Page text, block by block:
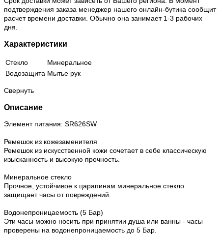
подтверждения заказа менеджер нашего онлайн-бутика сообщит
расчет времени доставки. Обычно она занимает 1-3 рабочих
дня.
Характеристики
Стекло
Минеральное
Водозащита Мытье рук
Свернуть
Описание
Элемент питания: SR626SW
Ремешок из кожезаменителя
Ремешок из искусственной кожи сочетает в себе классическую
изысканность и высокую прочность.
Минеральное стекло
Прочное, устойчивое к царапинам минеральное стекло
защищает часы от повреждений.
Водонепроницаемость (5 Бар)
Эти часы можно носить при принятии душа или ванны - часы
проверены на водонепроницаемость до 5 Бар.